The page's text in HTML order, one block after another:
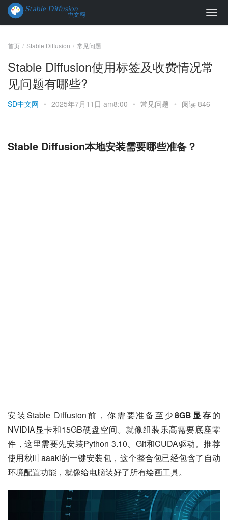
首页 Stable Diffusion 常见问题
Stable Diffusion使用标签及收费情况常
见问题有哪些?
SD中文网 • 2025年7月11日 am8:00 • 常见问题 • 阅读 846
Stable Diffusion本地安装需要哪些准备？
安装Stable Diffusion前，你需要准备至少8GB显存的
NVIDIA显卡和15GB硬盘空间。就像组装乐高需要底座零
件，这里需要先安装Python 3.10、Git和CUDA驱动。推荐
使用秋叶aaaki的一键安装包，这个整合包已经包含了自动
环境配置功能，就像给电脑装好了所有绘画工具。